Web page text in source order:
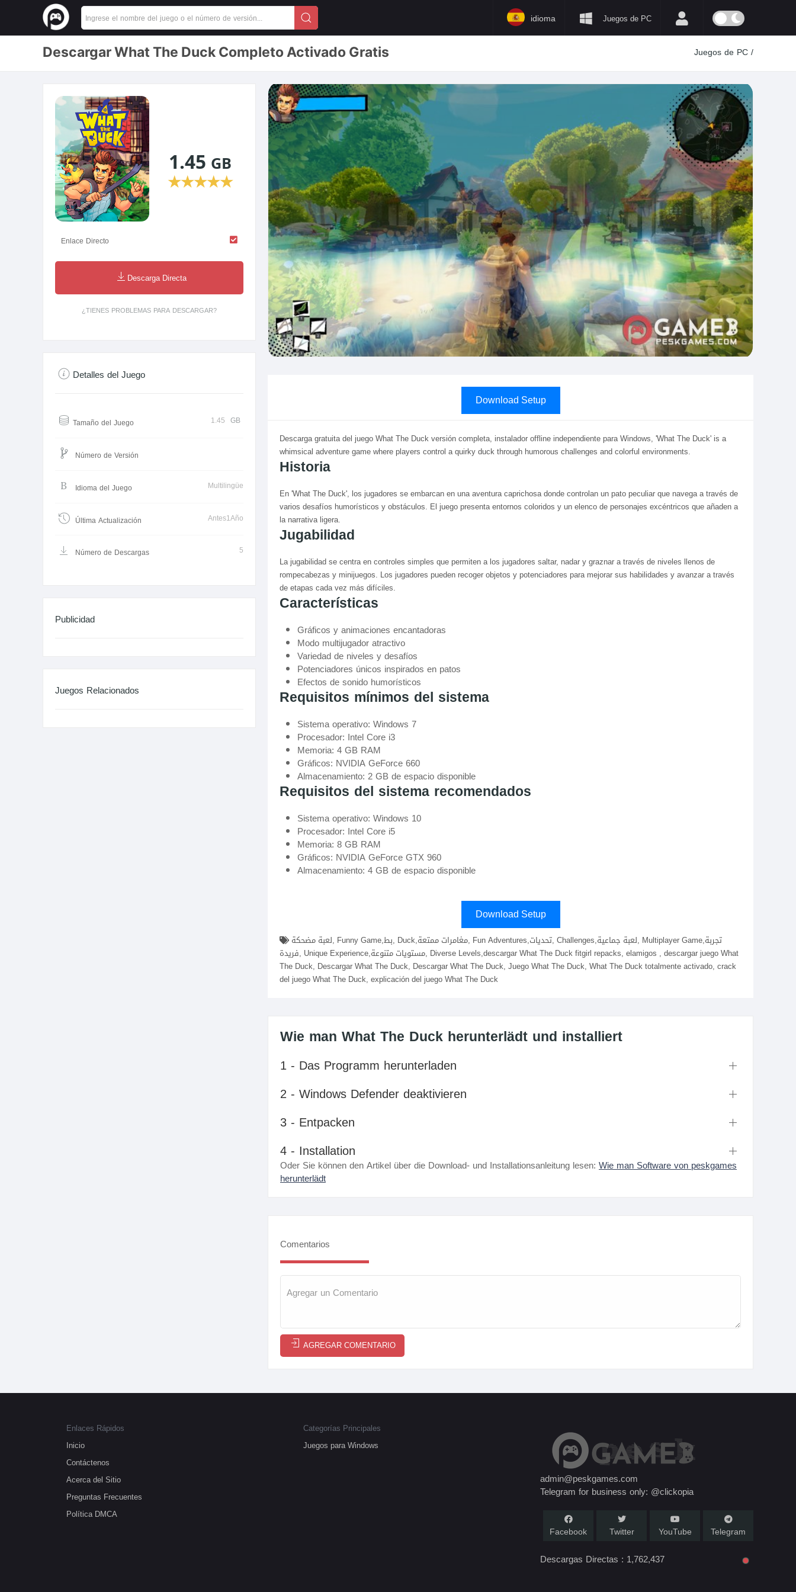
Juegos de PC
idioma
Descargar What The Duck Completo Activado Gratis Juegos de PC/
Download Setup
Descarga gratuita del juego What The Duck versión completa, instalador offline independiente para Windows, 'What The Duck' is a
whimsical adventure game where players control a quirky duck through humorous challenges and colorful environments.
Historia
En 'What The Duck', los jugadores se embarcan en una aventura caprichosa donde controlan un pato peculiar que navega a través de
varios desafíos humorísticos y obstáculos. El juego presenta entornos coloridos y un elenco de personajes excéntricos que añaden a
la narrativa ligera.
Jugabilidad
La jugabilidad se centra en controles simples que permiten a los jugadores saltar, nadar y graznar a través de niveles llenos de
rompecabezas y minijuegos. Los jugadores pueden recoger objetos y potenciadores para mejorar sus habilidades y avanzar a través
de etapas cada vez más difíciles.
Características
Gráficos y animaciones encantadoras
Modo multijugador atractivo
Variedad de niveles y desafíos
Potenciadores únicos inspirados en patos
Efectos de sonido humorísticos
Requisitos mínimos del sistema
Sistema operativo: Windows 7
Procesador: Intel Core i3
Memoria: 4 GB RAM
Gráficos: NVIDIA GeForce 660
Almacenamiento: 2 GB de espacio disponible
Requisitos del sistema recomendados
Sistema operativo: Windows 10
Procesador: Intel Core i5
Memoria: 8 GB RAM
Gráficos: NVIDIA GeForce GTX 960
Almacenamiento: 4 GB de espacio disponible
Download Setup
فريدة, Unique Experience,مستويات متنوعة, Diverse Levels,descargar What The Duck fitgirl repacks, elamigos , descargar juego What
The Duck, Descargar What The Duck, Descargar What The Duck, Juego What The Duck, What The Duck totalmente activado, crack
del juego What The Duck, explicación del juego What The Duck
Wie man What The Duck herunterlädt und installiert
1 - Das Programm herunterladen
2 - Windows Defender deaktivieren
3 - Entpacken
4 - Installation
Oder Sie können den Artikel über die Download- und Installationsanleitung lesen: Wie man Software von peskgames
herunterlädt
Comentarios
AGREGAR COMENTARIO
1.45 GB
★★★★★
Enlace Directo
Descarga Directa
¿TIENES PROBLEMAS PARA DESCARGAR?
Detalles del Juego
Tamaño del Juego 1.45 GB
Número de Versión
Idioma del Juego Multilingüe
Última Actualización Antes1Año
Número de Descargas 5
Publicidad
Juegos Relacionados
Enlaces Rápidos
Inicio
Contáctenos
Acerca del Sitio
Preguntas Frecuentes
Política DMCA
Categorías Principales
Juegos para Windows
admin@peskgames.com
Telegram for business only: @clickopia
Facebook Twitter YouTube Telegram
Descargas Directas : 1,762,437